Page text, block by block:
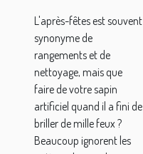
fêtes
L'après-fêtes est souvent
synonyme de
rangements et de
nettoyage, mais que
faire de votre sapin
artificiel quand il a fini de
briller de mille feux ?
Beaucoup ignorent les